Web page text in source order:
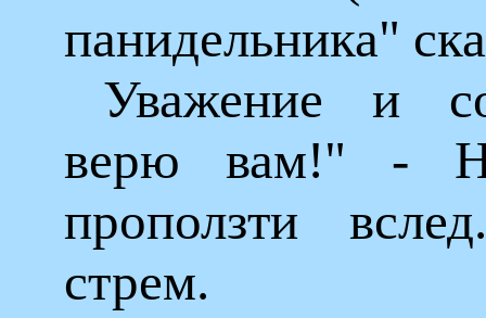
панидельника"
Уважение и
верю вам!" -
проползти
стрем.